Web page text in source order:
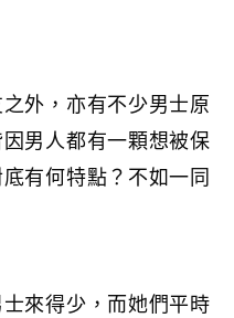
外，亦有不少男士原
男人都有一顆想被保
有何特點？不如一同
來得少，而她們平時